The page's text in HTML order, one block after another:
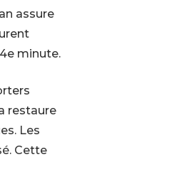
assure
minute.
restaure
Les
Cette